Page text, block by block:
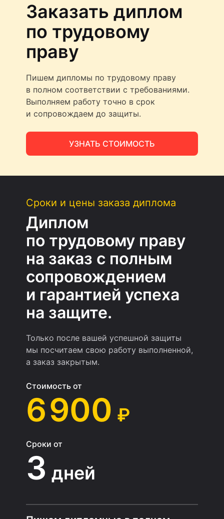
Заказать диплом
по трудовому
праву
Пишем дипломы по трудовому праву
в полном соответствии с требованиями.
Выполняем работу точно в срок
и сопровождаем до защиты.
УЗНАТЬ СТОИМОСТЬ
Сроки и цены заказа диплома
Диплом
по трудовому праву
на заказ с полным
сопровождением
и гарантией успеха
на защите.
Только после вашей успешной защиты
мы посчитаем свою работу выполненной,
а заказ закрытым.
Стоимость от
6 900 ₽
Сроки от
3 дней